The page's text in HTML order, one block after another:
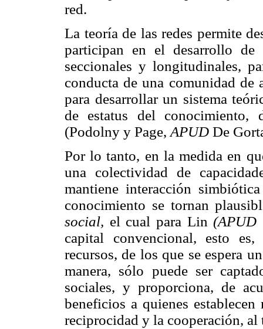
red.
La teoría de las redes permite
participan en el desarrollo de
seccionales y longitudinales,
conducta de una comunidad de
para desarrollar un sistema
de estatus del conocimiento,
(Podolny y Page, APUD De
Por lo tanto, en la medida en
una colectividad de
mantiene interacción
conocimiento se tornan
social, el cual para Lin(APUD
capital convencional, esto
recursos, de los que se espera
manera, sólo puede ser
sociales, y proporciona, de
beneficios a quienes
reciprocidad y la cooperación, al